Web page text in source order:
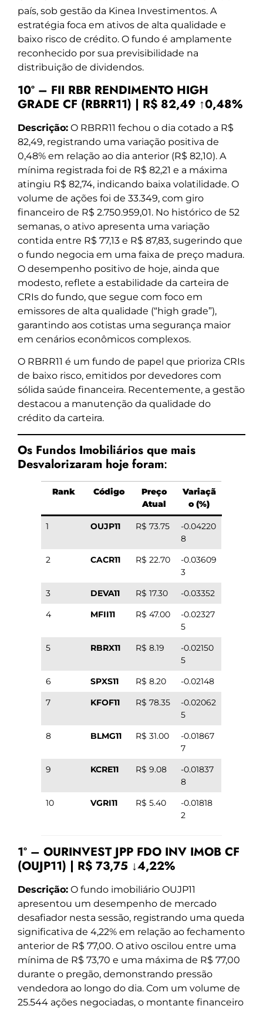
país, sob gestão da Kinea Investimentos. A
estratégia foca em ativos de alta qualidade e
baixo risco de crédito. O fundo é amplamente
reconhecido por sua previsibilidade na
distribuição de dividendos.
10º – FII RBR RENDIMENTO HIGH
GRADE CF (RBRR11) | R$ 82,49 ↑0,48%
Descrição: O RBRR11 fechou o dia cotado a R$
82,49, registrando uma variação positiva de
0,48% em relação ao dia anterior (R$ 82,10). A
mínima registrada foi de R$ 82,21 e a máxima
atingiu R$ 82,74, indicando baixa volatilidade. O
volume de ações foi de 33.349, com giro
financeiro de R$ 2.750.959,01. No histórico de 52
semanas, o ativo apresenta uma variação
contida entre R$ 77,13 e R$ 87,83, sugerindo que
o fundo negocia em uma faixa de preço madura.
O desempenho positivo de hoje, ainda que
modesto, reflete a estabilidade da carteira de
CRIs do fundo, que segue com foco em
emissores de alta qualidade (“high grade”),
garantindo aos cotistas uma segurança maior
em cenários econômicos complexos.
O RBRR11 é um fundo de papel que prioriza CRIs
de baixo risco, emitidos por devedores com
sólida saúde financeira. Recentemente, a gestão
destacou a manutenção da qualidade do
crédito da carteira.
Os Fundos Imobiliários que mais
Desvalorizaram hoje foram:
Rank Código
Preço
Atual
Variaçã
o (%)
1 OUJP11 R$ 73.75
-0.04220
8
2
CACR11 R$ 22.70
-0.03609
3
3
DEVA11 R$ 17.30
-0.03352
4
MFII11 R$ 47.00
-0.02327
5
5
RBRX11 R$ 8.19
-0.02150
5
6
SPXS11 R$ 8.20
-0.02148
7
KFOF11 R$ 78.35
-0.02062
5
8
BLMG11 R$ 31.00
-0.01867
7
9
KCRE11 R$ 9.08
-0.01837
8
10
VGRI11 R$ 5.40
-0.01818
2
1º – OURINVEST JPP FDO INV IMOB CF
(OUJP11) | R$ 73,75 ↓4,22%
Descrição: O fundo imobiliário OUJP11
apresentou um desempenho de mercado
desafiador nesta sessão, registrando uma queda
significativa de 4,22% em relação ao fechamento
anterior de R$ 77,00. O ativo oscilou entre uma
mínima de R$ 73,70 e uma máxima de R$ 77,00
durante o pregão, demonstrando pressão
vendedora ao longo do dia. Com um volume de
25.544 ações negociadas, o montante financeiro